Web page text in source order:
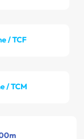
/ TCF
/ TCM